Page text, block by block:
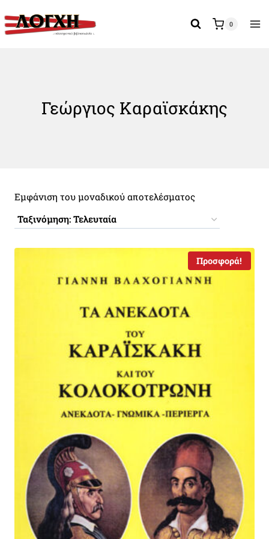
to
0
Γεώργιος Καραϊσκάκης
Εμφάνιση του μοναδικού αποτελέσματος
Προσφορά!